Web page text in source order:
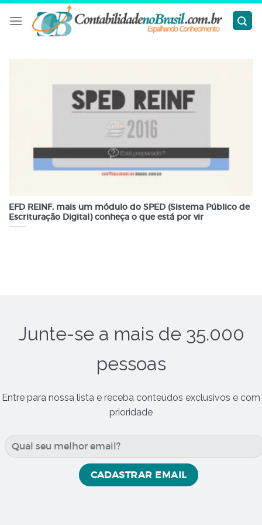
Skip
EFD REINF, mais um módulo do SPED (Sistema Público de
Escrituração Digital) conheça o que está por vir
Junte-se a mais de 35.000
pessoas
Entre para nossa lista e receba conteúdos exclusivos e com
prioridade